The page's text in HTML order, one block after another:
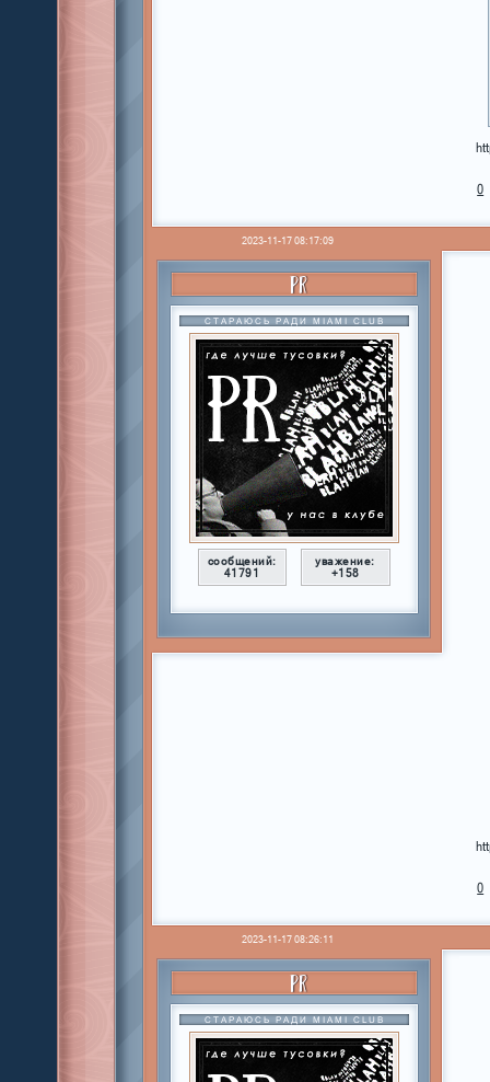
0
2023-11-17 08:17:09
PR
СТАРАЮСЬ РАДИ MIAMI CLUB
сообщений:
41791
уважение:
+158
0
2023-11-17 08:26:11
PR
СТАРАЮСЬ РАДИ MIAMI CLUB